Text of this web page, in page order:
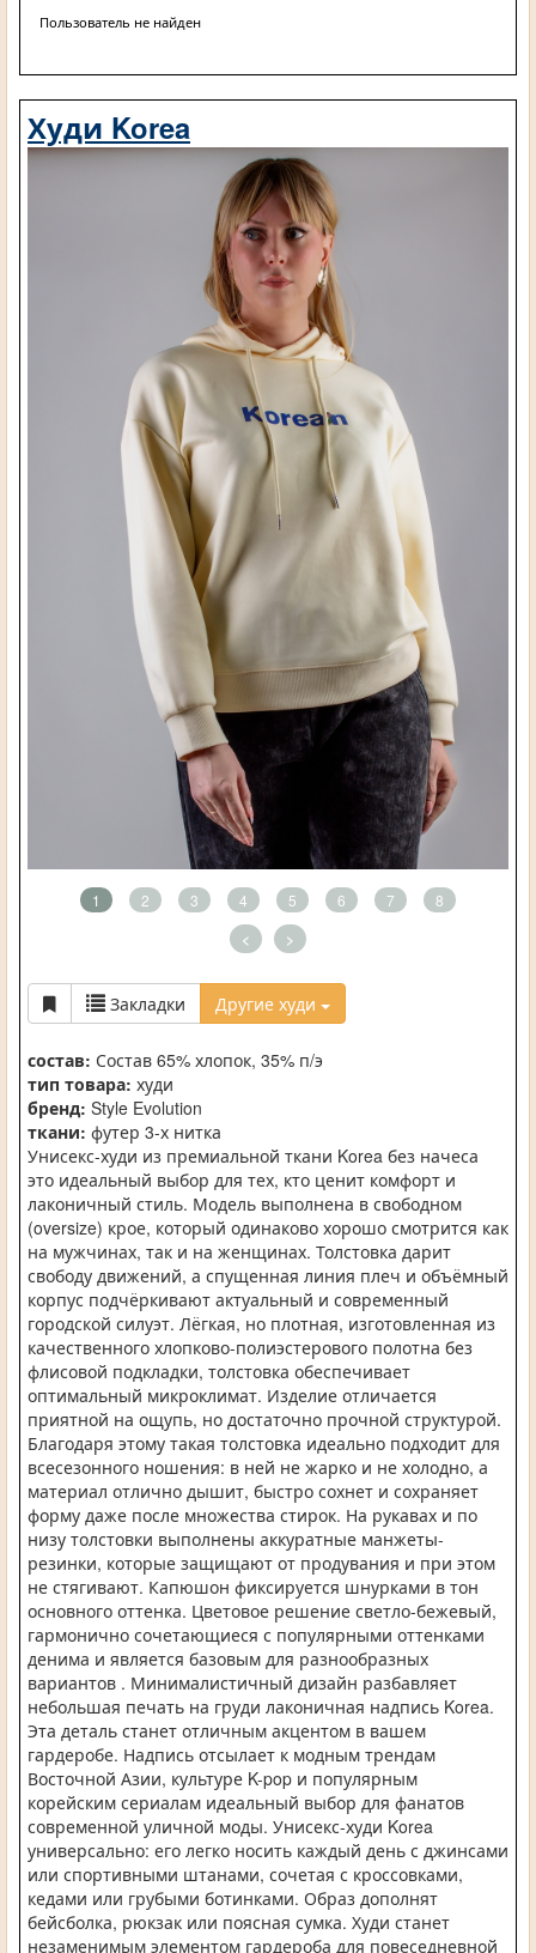
Пользователь не найден
Худи Korea
1 2 3 4 5 6 7 8
< >
Закладки Другие худи
состав: Состав 65% хлопок, 35% п/э
тип товара: худи
бренд: Style Evolution
ткани: футер 3-х нитка
Унисекс-худи из премиальной ткани Korea без начеса
это идеальный выбор для тех, кто ценит комфорт и
лаконичный стиль. Модель выполнена в свободном
(oversize) крое, который одинаково хорошо смотрится как
на мужчинах, так и на женщинах. Толстовка дарит
свободу движений, а спущенная линия плеч и объёмный
корпус подчёркивают актуальный и современный
городской силуэт. Лёгкая, но плотная, изготовленная из
качественного хлопково-полиэстерового полотна без
флисовой подкладки, толстовка обеспечивает
оптимальный микроклимат. Изделие отличается
приятной на ощупь, но достаточно прочной структурой.
Благодаря этому такая толстовка идеально подходит для
всесезонного ношения: в ней не жарко и не холодно, а
материал отлично дышит, быстро сохнет и сохраняет
форму даже после множества стирок. На рукавах и по
низу толстовки выполнены аккуратные манжеты-
резинки, которые защищают от продувания и при этом
не стягивают. Капюшон фиксируется шнурками в тон
основного оттенка. Цветовое решение светло-бежевый,
гармонично сочетающиеся с популярными оттенками
денима и является базовым для разнообразных
вариантов . Минималистичный дизайн разбавляет
небольшая печать на груди лаконичная надпись Korea.
Эта деталь станет отличным акцентом в вашем
гардеробе. Надпись отсылает к модным трендам
Восточной Азии, культуре K-pop и популярным
корейским сериалам идеальный выбор для фанатов
современной уличной моды. Унисекс-худи Korea
универсально: его легко носить каждый день с джинсами
или спортивными штанами, сочетая с кроссовками,
кедами или грубыми ботинками. Образ дополнят
бейсболка, рюкзак или поясная сумка. Худи станет
незаменимым элементом гардероба для повеседневной